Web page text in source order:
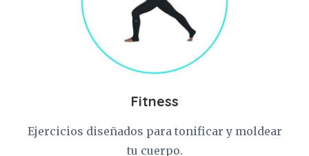
Fitness
Ejercicios diseñados para tonificar y moldear
tu cuerpo.